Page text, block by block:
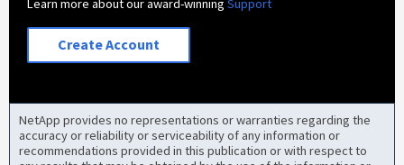
Learn more about our award-winningSupport
Create Account
NetApp provides no representations or warranties regarding the
accuracy or reliability or serviceability of any information or
recommendations provided in this publication or with respect to